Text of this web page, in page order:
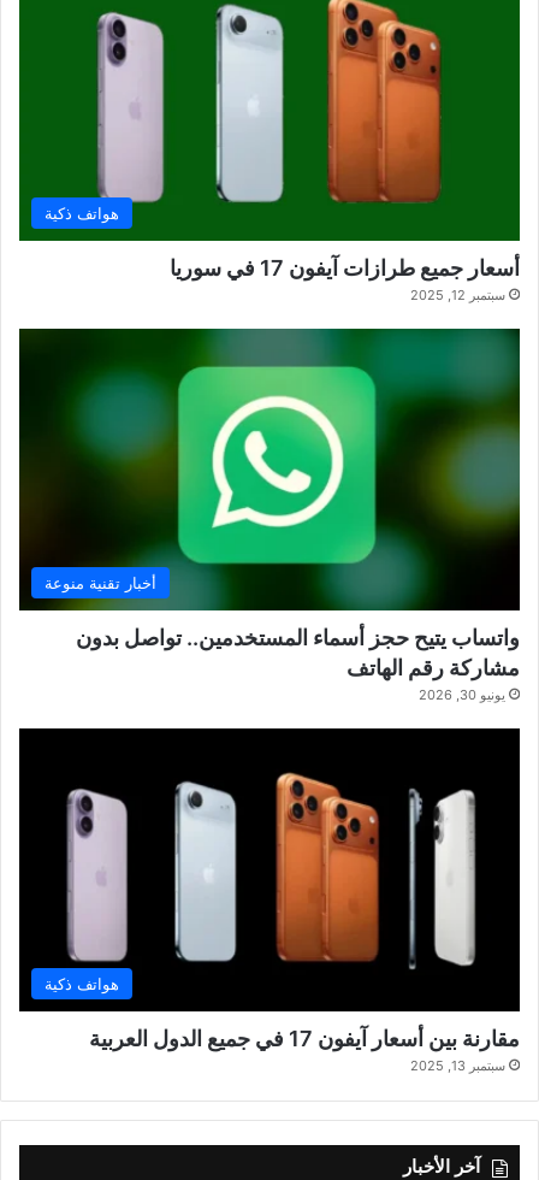
هواتف ذكية
أسعار جميع طرازات آيفون 17 في سوريا
سبتمبر 12, 2025
أخبار تقنية منوعة
واتساب يتيح حجز أسماء المستخدمين.. تواصل بدون
مشاركة رقم الهاتف
يونيو 30, 2026
هواتف ذكية
مقارنة بين أسعار آيفون 17 في جميع الدول العربية
سبتمبر 13, 2025
آخر الأخبار